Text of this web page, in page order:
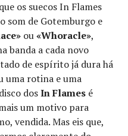
os suecos In Flames
som de Gotemburgo e
ou«Whoracle»,
banda a cada novo
de espírito já dura há
uma rotina e uma
dosIn Flames é
um motivo para
vendida. Mas eis que,